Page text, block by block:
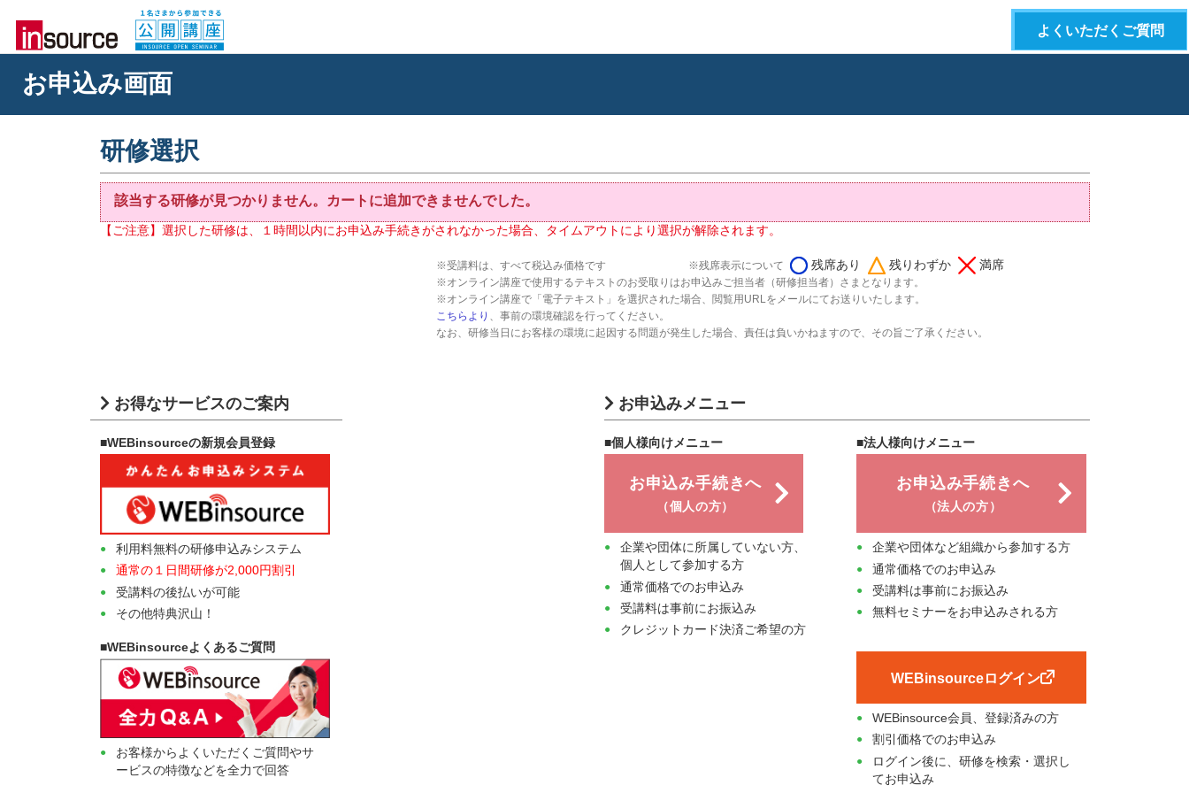
よくいただくご質問
お申込み画面
研修選択
該当する研修が見つかりません。カートに追加できませんでした。
【ご注意】選択した研修は、１時間以内にお申込み手続きがされなかった場合、タイムアウトにより選択が解除されます。
※受講料は、すべて税込み価格です ※残席表示について 残席あり 残りわずか 満席
※オンライン講座で使用するテキストのお受取りはお申込みご担当者（研修担当者）さまとなります。
※オンライン講座で「電子テキスト」を選択された場合、閲覧用URLをメールにてお送りいたします。
こちらより 、事前の環境確認を行ってください。
なお、研修当日にお客様の環境に起因する問題が発生した場合、責任は負いかねますので、その旨ご了承ください。
お申込みメニュー
■個人様向けメニュー
お申込み手続きへ
（個人の方）
企業や団体に所属していない方、
個人として参加する方
通常価格でのお申込み
受講料は事前にお振込み
クレジットカード決済ご希望の方
■法人様向けメニュー
お申込み手続きへ
（法人の方）
企業や団体など組織から参加する方
通常価格でのお申込み
受講料は事前にお振込み
無料セミナーをお申込みされる方
WEBinsourceログイン
WEBinsource会員、登録済みの方
割引価格でのお申込み
ログイン後に、研修を検索・選択し
てお申込み
お得なサービスのご案内
■WEBinsourceの新規会員登録
利用料無料の研修申込みシステム
通常の１日間研修が2,000円割引
受講料の後払いが可能
その他特典沢山！
■WEBinsourceよくあるご質問
お客様からよくいただくご質問やサ
ービスの特徴などを全力で回答